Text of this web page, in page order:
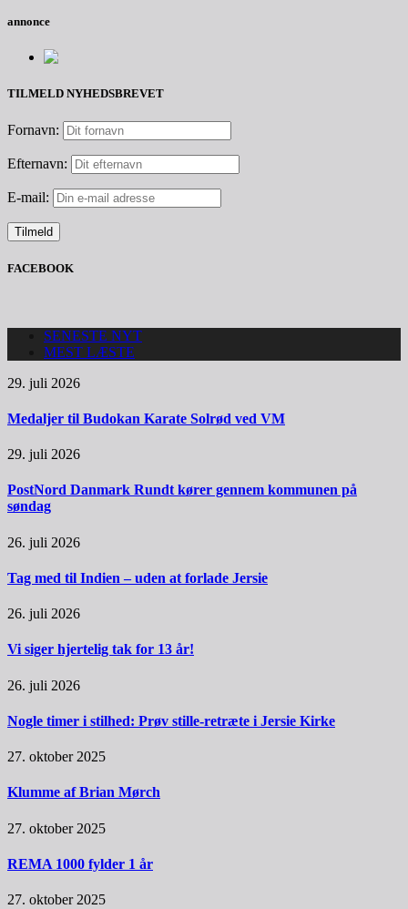
annonce
TILMELD NYHEDSBREVET
Fornavn:
Efternavn:
E-mail:
FACEBOOK
SENESTE NYT
MEST LÆSTE
29. juli 2026
Medaljer til Budokan Karate Solrød ved VM
29. juli 2026
PostNord Danmark Rundt kører gennem kommunen på
søndag
26. juli 2026
Tag med til Indien – uden at forlade Jersie
26. juli 2026
Vi siger hjertelig tak for 13 år!
26. juli 2026
Nogle timer i stilhed: Prøv stille-retræte i Jersie Kirke
27. oktober 2025
Klumme af Brian Mørch
27. oktober 2025
REMA 1000 fylder 1 år
27. oktober 2025